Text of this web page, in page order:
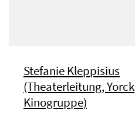
Stefanie Kleppisius
(Theaterleitung, Yorck
Kinogruppe)